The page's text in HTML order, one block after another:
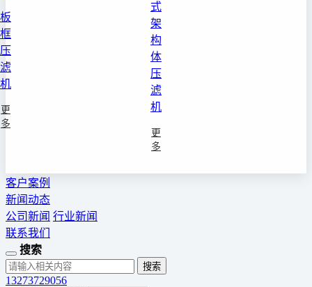
板
框
压
滤
机
更
多
式
架
构
体
压
滤
机
更
多
客户案例
新闻动态
公司新闻 行业新闻
联系我们
搜索
13273729056